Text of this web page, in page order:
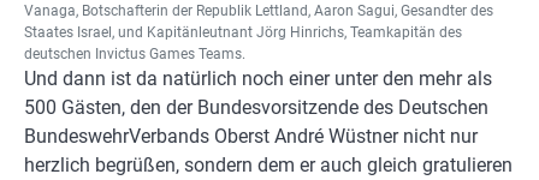
Vanaga, Botschafterin der Republik Lettland, Aaron Sagui, Gesandter des
Staates Israel, und Kapitänleutnant Jörg Hinrichs, Teamkapitän des
deutschen Invictus Games Teams.
Und dann ist da natürlich noch einer unter den mehr als
500 Gästen, den der Bundesvorsitzende des Deutschen
BundeswehrVerbands Oberst André Wüstner nicht nur
herzlich begrüßen, sondern dem er auch gleich gratulieren